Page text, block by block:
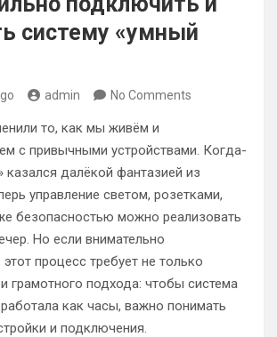
систему «умный
admin No Comments
то, как мы живём и
с привычными устройствами. Когда-
далёкой фантазией из
управление светом, розетками,
безопасностью можно реализовать
Но если внимательно
процесс требует не только
грамотного подхода: чтобы система
как часы, важно понимать
и подключения.